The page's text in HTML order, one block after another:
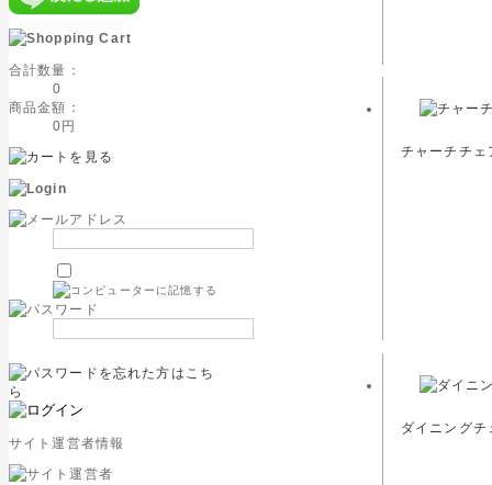
合計数量：
0
商品金額：
0円
サイト運営者情報
チャーチチ
ダイニング